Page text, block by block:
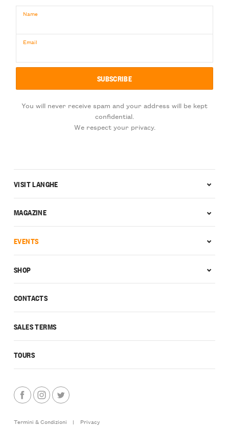
Name
Email
You will never receive spam and your address will be kept
confidential.
We respect your privacy.
CONTACTS
SALES TERMS
TOURS
VISIT LANGHE
MAGAZINE
EVENTS
SHOP
Termini & Condizioni | Privacy